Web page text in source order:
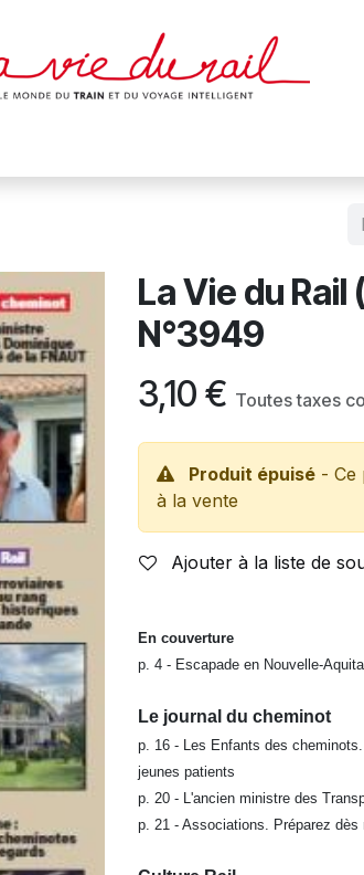
La Vie du
N°3949
3,10 € Toutes taxes
Produit épuisé - Ce
à la vente
Ajouter à la liste de
En couverture
p. 4 - Escapade en Nouvelle-
Le journal du cheminot
p. 16 - Les Enfants des
jeunes patients
p. 20 - L'ancien ministre des
p. 21 - Associations. Préparez